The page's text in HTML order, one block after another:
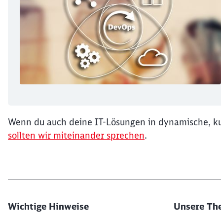
Wenn du auch deine IT-Lösungen in
sollten wir miteinander sprechen.
Wichtige Hinweise Unsere